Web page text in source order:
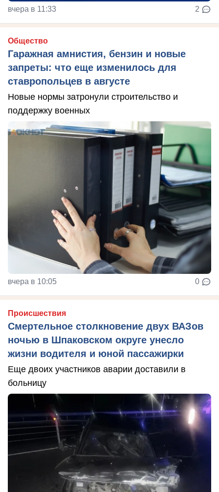
вчера в 11:33 2
Общество
Гаражная амнистия, бензин и новые
запреты: что еще изменилось для
ставропольцев в августе
Новые нормы затронули строительство и
поддержку военных
вчера в 10:05 0
Происшествия
Смертельное столкновение двух ВАЗов
ночью в Шпаковском округе унесло
жизни водителя и юной пассажирки
Еще двоих участников аварии доставили в
больницу